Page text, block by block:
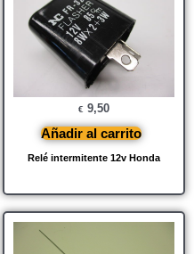
Relé intermitente 12v Honda
€ 9,50
Añadir al carrito